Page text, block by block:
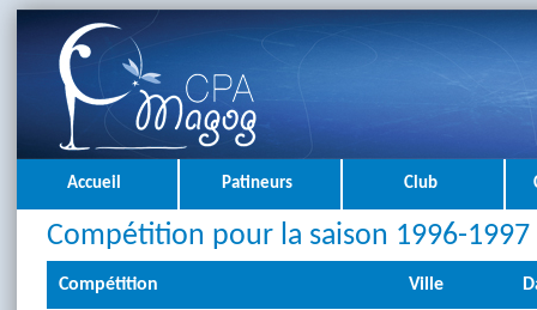
Accueil Patineurs Club
Compétition pour la saison 1996-1997
Compétition Ville